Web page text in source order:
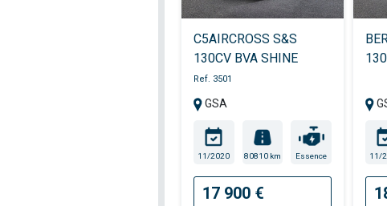
C5AIRCROSS S&S
130CV BVA SHINE
Ref. 3501
GSA
11/2020 80810 km Essence
17 900 €
11/